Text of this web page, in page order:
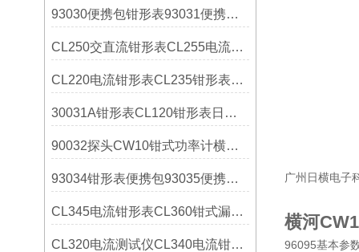
93030便携包钳形表93031便携包日本横河YOKOGAWA解决方案
CL250交直流钳形表CL255电流钳形表横河YOKOGAWA操作使用
CL220电流钳形表CL235钳形表日本横河YOKOGAWA解决方案
30031A钳形表CL120钳形表日本横河YOKOGAWA操作使用
90032探头CW10钳式功率计横河YOKOGAWA技术参数
93034钳形表便携包93035便携箱日本横河YOKOGAWA操作使用
CL345电流钳形表CL360钳式漏电流测试仪日本横河技术参数
CL320电流测试仪CL340电流钳形表横河YOKOGAWA选购指南
广州日横电子
横河
96095基本参